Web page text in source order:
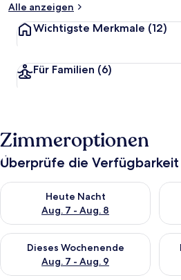
Alle anzeigen
Wichtigste Merkmale (12)
Für Familien (6)
Zimmeroptionen
Überprüfe die
Heute Nacht
Aug. 7 - Aug. 8
Überprüfe die Verfügbarkeit für
Dieses Wochenende
Aug. 7 - Aug. 9
Überprüfe die Verfügbarkeit für